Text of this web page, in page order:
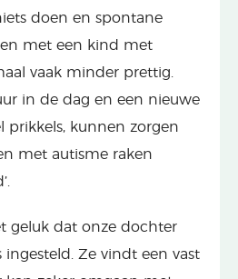
doen en spontane
met een kind met
vaak minder prettig.
in de dag en een nieuwe
prikkels, kunnen zorgen
met autisme raken
geluk dat onze dochter
ingesteld. Ze vindt een vast